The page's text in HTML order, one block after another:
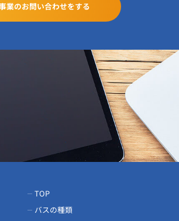
業のお問い合わせをする
TOP
バスの種類